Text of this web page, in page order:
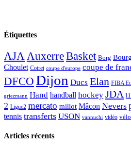
Étiquettes
AJA AuxerreBasket Borg
Choulet Cotret coupe d'europe coupe de
DFCODijon Ducs Elan FIBA
griezmann Hand handball hockey JDA l1
2 Ligue2 mercato millot Mâcon Nevers
tennis transferts USON vannuchi vidéo vélo
Articles récents